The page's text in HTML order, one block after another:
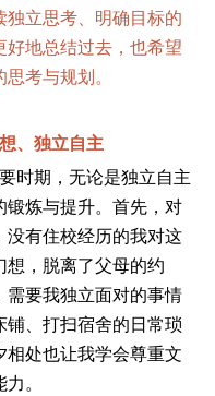
独立思考、明确目标的
好地总结过去，也希望
考与规划。
、独立自主
时期，无论是独立自主
锻炼与提升。首先，对
没有住校经历的我对这
想，脱离了父母的约
需要我独立面对的事情
铺、打扫宿舍的日常琐
相处也让我学会尊重文
。